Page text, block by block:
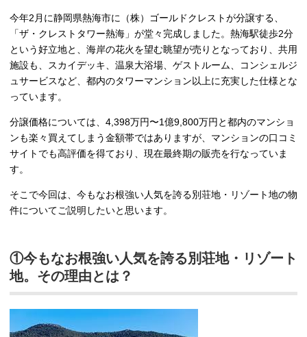
今年2月に静岡県熱海市に（株）ゴールドクレストが分譲する、
「ザ・クレストタワー熱海」が堂々完成しました。熱海駅徒歩2分
という好立地と、海岸の花火を望む眺望が売りとなっており、共用
施設も、スカイデッキ、温泉大浴場、ゲストルーム、コンシェルジ
ュサービスなど、都内のタワーマンション以上に充実した仕様とな
っています。
分譲価格については、4,398万円〜1億9,800万円と都内のマンショ
ンも楽々買えてしまう金額帯ではありますが、マンションの口コミ
サイトでも高評価を得ており、現在最終期の販売を行なっていま
す。
そこで今回は、今もなお根強い人気を誇る別荘地・リゾート地の物
件についてご説明したいと思います。
①今もなお根強い人気を誇る別荘地・リゾート
地。その理由とは？